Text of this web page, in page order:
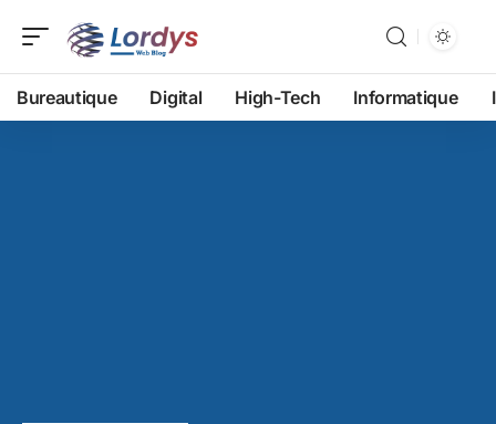
Bureautique Digital High-Tech Informatique